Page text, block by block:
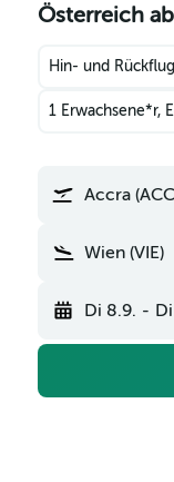
Österreich ab
Hin- und Rückflug
1 Erwachsene*r,
Accra
Wien (VIE)
Di 8.9. -